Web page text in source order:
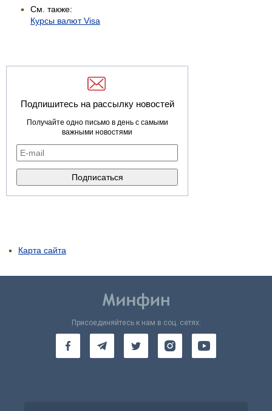
См. также:
Курсы валют Visa
Подпишитесь на рассылку новостей
Получайте одно письмо в день с самыми
важными новостями
Карта сайта
Присоединяйтесь к нам в соц. сетях: